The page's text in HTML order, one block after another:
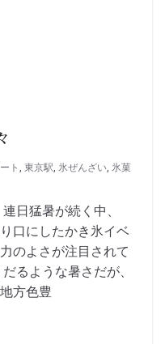
ト , 東京駅, 氷ぜんざい, 氷菓
日猛暑が続く中、
口にしたかき氷イベ
のよさが注目されて
るような暑さだが、
方色豊